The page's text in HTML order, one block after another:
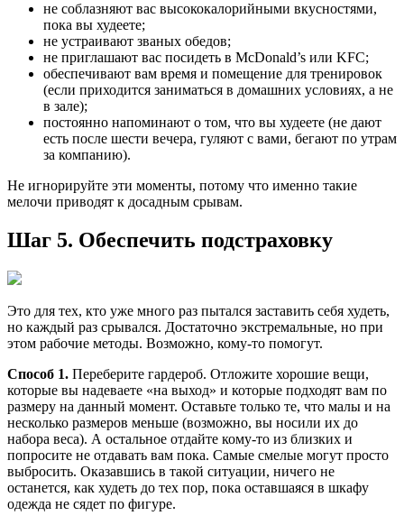
не соблазняют вас высококалорийными вкусностями,
пока вы худеете;
не устраивают званых обедов;
не приглашают вас посидеть в McDonald’s или KFC;
обеспечивают вам время и помещение для тренировок
(если приходится заниматься в домашних условиях, а не
в зале);
постоянно напоминают о том, что вы худеете (не дают
есть после шести вечера, гуляют с вами, бегают по утрам
за компанию).
Не игнорируйте эти моменты, потому что именно такие
мелочи приводят к досадным срывам.
Шаг 5. Обеспечить подстраховку
Это для тех, кто уже много раз пытался заставить себя худеть,
но каждый раз срывался. Достаточно экстремальные, но при
этом рабочие методы. Возможно, кому-то помогут.
Способ 1. Переберите гардероб. Отложите хорошие вещи,
которые вы надеваете «на выход» и которые подходят вам по
размеру на данный момент. Оставьте только те, что малы и на
несколько размеров меньше (возможно, вы носили их до
набора веса). А остальное отдайте кому-то из близких и
попросите не отдавать вам пока. Самые смелые могут просто
выбросить. Оказавшись в такой ситуации, ничего не
останется, как худеть до тех пор, пока оставшаяся в шкафу
одежда не сядет по фигуре.